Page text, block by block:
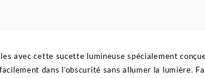
avec cette sucette lumineuse spécialement
dans l’obscurité sans allumer la lumière.